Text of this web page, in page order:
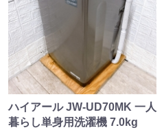
ハイアール JW-UD70MK 一人
暮らし単身用洗濯機 7.0kg